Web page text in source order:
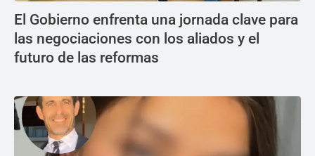
El Gobierno enfrenta una jornada clave para
las negociaciones con los aliados y el
futuro de las reformas